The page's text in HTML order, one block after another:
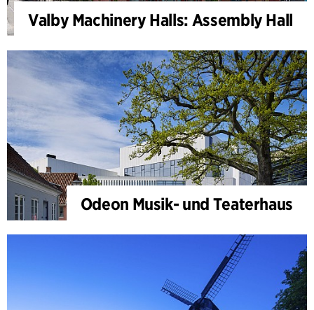
Valby Machinery Halls: Assembly Hall
Odeon Musik- und Teaterhaus